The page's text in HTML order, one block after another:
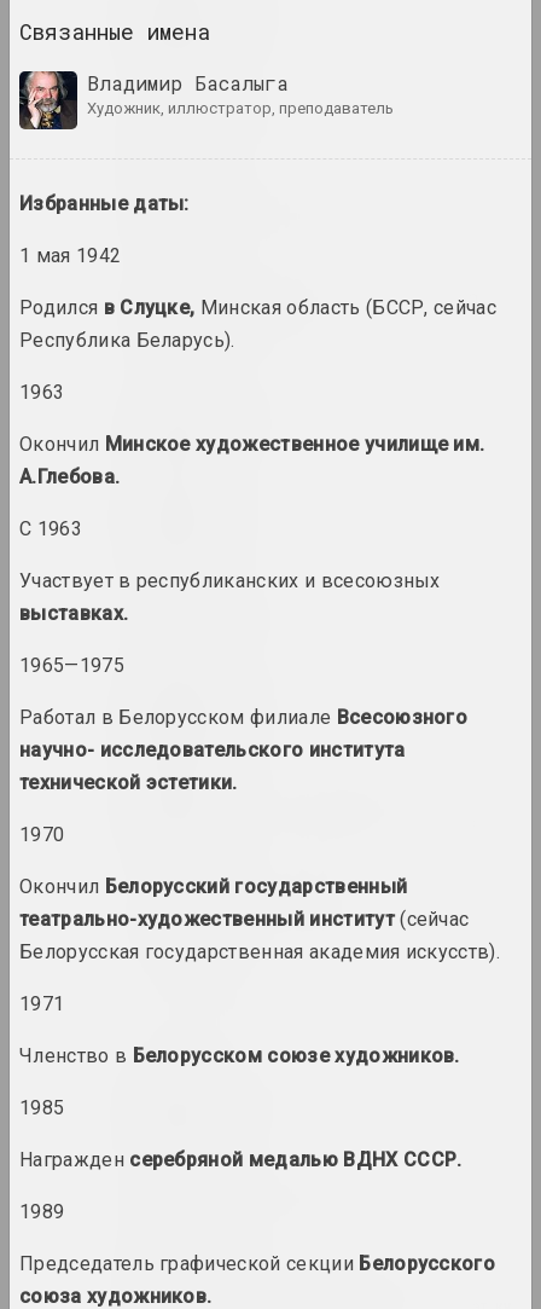
Александр Акуционок
Alexey Shlyk & Ben Van
den Berghe
дуэт
художник
художник
Виктор Альшевский
Глеб Аманкулов
художник, перформер
Михаил Анемподистов
Связанные имена
Владимир Басалыга
художник, иллюстратор, преподаватель
Избранные даты:
1 мая 1942
Родился в Слуцке, Минская область (БССР, сейчас
Республика Беларусь).
1963
Окончил Минское художественное училище им.
А.Глебова.
С 1963
Участвует в республиканских и всесоюзных
выставках.
1965—1975
Работал в Белорусском филиале Всесоюзного
научно- исследовательского института
технической эстетики.
1970
Окончил Белорусский государственный
театрально-художественный институт(сейчас
Белорусская государственная академия искусств).
1971
Членство в Белорусском союзе художников.
1985
Награжден серебряной медалью ВДНХ СССР.
1989
Председатель графической секции Белорусского
союза художников.